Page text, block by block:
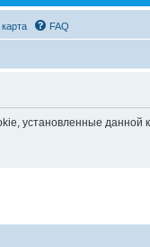
FAQ
установленные данной